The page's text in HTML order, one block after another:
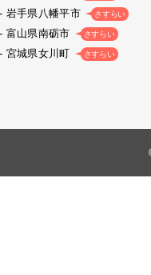
岩手県八幡平市 さすらい
富山県南砺市 さすらい
宮城県女川町 さすらい